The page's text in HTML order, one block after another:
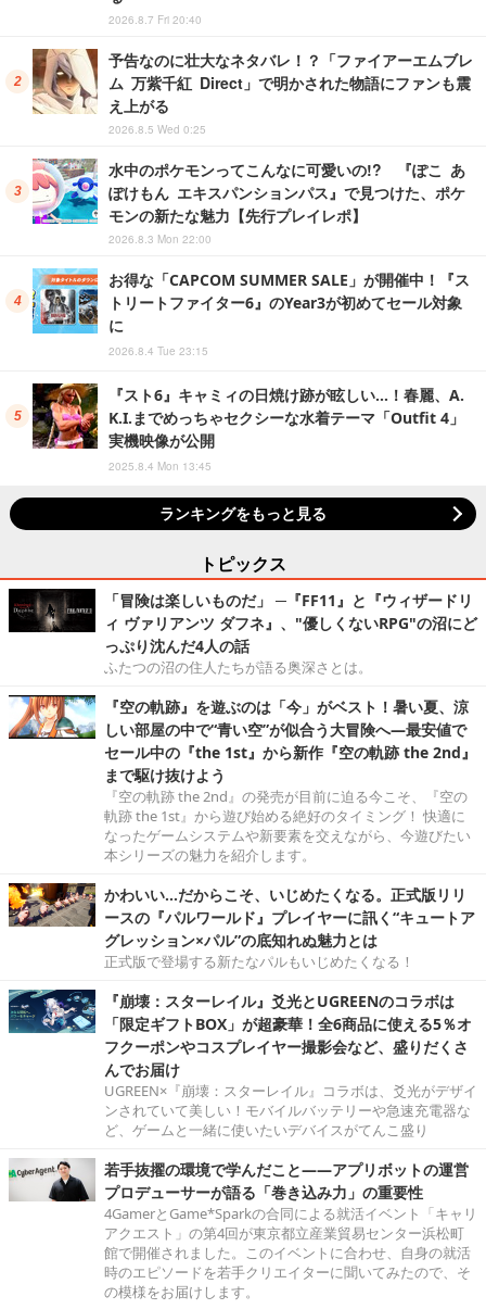
2026.8.7 Fri 20:40
予告なのに壮大なネタバレ！？「ファイアーエムブレ
ム 万紫千紅 Direct」で明かされた物語にファンも震
え上がる
2026.8.5 Wed 0:25
水中のポケモンってこんなに可愛いの!? 『ぽこ あ
ぽけもん エキスパンションパス』で見つけた、ポケ
モンの新たな魅力【先行プレイレポ】
2026.8.3 Mon 22:00
お得な「CAPCOM SUMMER SALE」が開催中！『ス
トリートファイター6』のYear3が初めてセール対象
に
2026.8.4 Tue 23:15
『スト6』キャミィの日焼け跡が眩しい…！春麗、A.
K.I.までめっちゃセクシーな水着テーマ「Outfit 4」
実機映像が公開
2025.8.4 Mon 13:45
ランキングをもっと見る
トピックス
「冒険は楽しいものだ」 ─『FF11』と『ウィザードリ
ィ ヴァリアンツ ダフネ』、"優しくないRPG"の沼にど
っぷり沈んだ4人の話
ふたつの沼の住人たちが語る奥深さとは。
『空の軌跡』を遊ぶのは「今」がベスト！暑い夏、涼
しい部屋の中で“青い空”が似合う大冒険へ―最安値で
セール中の『the 1st』から新作『空の軌跡 the 2nd』
まで駆け抜けよう
『空の軌跡 the 2nd』の発売が目前に迫る今こそ、『空の
軌跡 the 1st』から遊び始める絶好のタイミング！ 快適に
なったゲームシステムや新要素を交えながら、今遊びたい
本シリーズの魅力を紹介します。
かわいい…だからこそ、いじめたくなる。正式版リリ
ースの『パルワールド』プレイヤーに訊く“キュートア
グレッション×パル”の底知れぬ魅力とは
正式版で登場する新たなパルもいじめたくなる！
『崩壊：スターレイル』爻光とUGREENのコラボは
「限定ギフトBOX」が超豪華！全6商品に使える5％オ
フクーポンやコスプレイヤー撮影会など、盛りだくさ
んでお届け
UGREEN×『崩壊：スターレイル』コラボは、爻光がデザイ
ンされていて美しい！モバイルバッテリーや急速充電器な
ど、ゲームと一緒に使いたいデバイスがてんこ盛り
若手抜擢の環境で学んだこと――アプリボットの運営
プロデューサーが語る「巻き込み力」の重要性
4GamerとGame*Sparkの合同による就活イベント「キャリ
アクエスト」の第4回が東京都立産業貿易センター浜松町
館で開催されました。このイベントに合わせ、自身の就活
時のエピソードを若手クリエイターに聞いてみたので、そ
の模様をお届けします。